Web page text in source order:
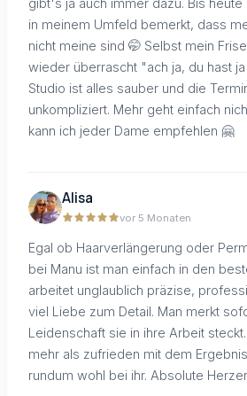
gibt's ja auch immer dazu. Bis heute
in meinem Umfeld bemerkt, dass
nicht meine sind 🤭 Selbst mein
wieder überrascht "ach ja, du hast
Studio ist alles sauber und die
unkompliziert. Mehr geht einfach
kann ich jeder Dame empfehlen 🤗
Alisa
vor 5 Monaten
Egal ob Haarverlängerung oder
bei Manu ist man einfach in den
arbeitet unglaublich präzise,
viel Liebe zum Detail. Man merkt
Leidenschaft sie in ihre Arbeit
mehr als zufrieden mit dem
rundum wohl bei ihr. Absolute